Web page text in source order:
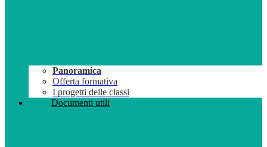
Panoramica
Offerta formativa
I progetti delle classi
Documenti utili